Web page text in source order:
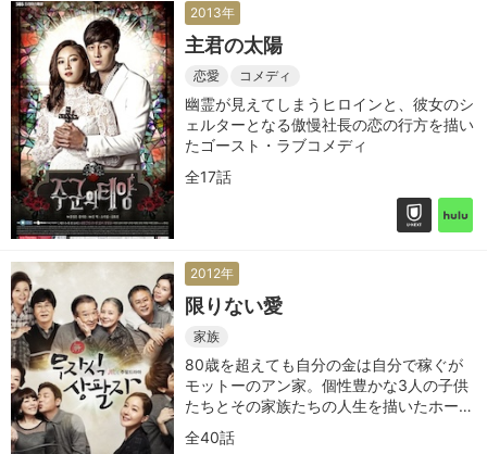
2013年
主君の太陽
恋愛 コメディ
幽霊が見えてしまうヒロインと、彼女のシ
ェルターとなる傲慢社長の恋の行方を描い
たゴースト・ラブコメディ
全17話
2012年
限りない愛
家族
80歳を超えても自分の金は自分で稼ぐが
モットーのアン家。個性豊かな3人の子供
たちとその家族たちの人生を描いたホーム
ドラマ
全40話